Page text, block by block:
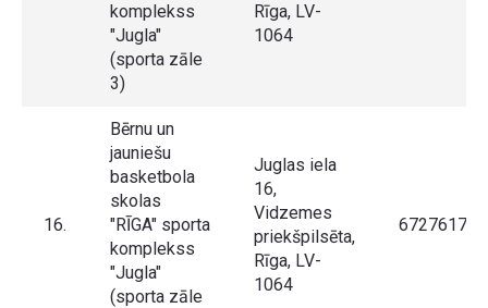
komplekss
"Jugla"
(sporta zāle
3)
Rīga, LV-
1064
16.
Bērnu un
jauniešu
basketbola
skolas
"RĪGA" sporta
komplekss
"Jugla"
(sporta zāle
Juglas iela
16,
Vidzemes
priekšpilsēta,
Rīga, LV-
1064
67276175